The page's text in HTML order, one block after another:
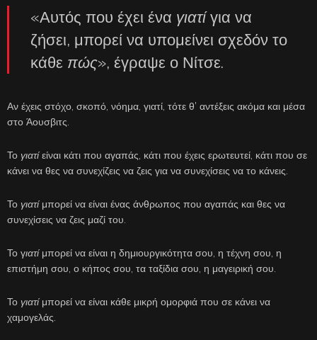
«Αυτός που έχει ένα γιατίγια να
ζήσει, μπορεί να υπομείνει σχεδόν το
κάθε πώς», έγραψε ο Νίτσε.
Αν έχεις στόχο, σκοπό, νόημα, γιατί, τότε θ’ αντέξεις ακόμα και μέσα
στο Άουσβιτς.
Το γιατίείναι κάτι που αγαπάς, κάτι που έχεις ερωτευτεί, κάτι που σε
κάνει να θες να συνεχίζεις να ζεις για να συνεχίσεις να το κάνεις.
Το γιατίμπορεί να είναι ένας άνθρωπος που αγαπάς και θες να
συνεχίσεις να ζεις μαζί του.
Το γιατίμπορεί να είναι η δημιουργικότητα σου, η τέχνη σου, η
επιστήμη σου, ο κήπος σου, τα ταξίδια σου, η μαγειρική σου.
Το γιατίμπορεί να είναι κάθε μικρή ομορφιά που σε κάνει να
χαμογελάς.